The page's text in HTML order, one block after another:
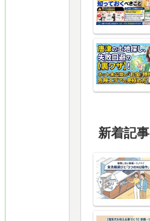
新着記事